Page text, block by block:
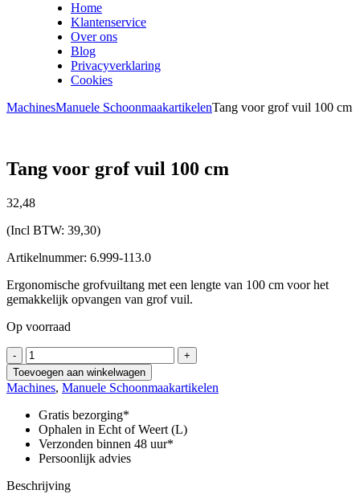
Home
Klantenservice
Over ons
Blog
Privacyverklaring
Cookies
MachinesManuele SchoonmaakartikelenTang voor grof vuil 100 cm
Tang voor grof vuil 100 cm
32,48
(Incl BTW: 39,30)
Artikelnummer: 6.999-113.0
Ergonomische grofvuiltang met een lengte van 100 cm voor het
gemakkelijk opvangen van grof vuil.
Op voorraad
-
Tang
voor
grof
vuil
100
cm
aantal
+
Toevoegen aan winkelwagen
Machines, Manuele Schoonmaakartikelen
Gratis bezorging*
Ophalen in Echt of Weert (L)
Verzonden binnen 48 uur*
Persoonlijk advies
Beschrijving